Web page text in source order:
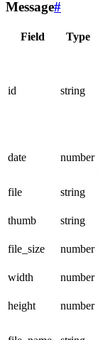
Message#
Field Type
id string
date number
file string
thumb
string
file_size
number
width
number
height
number